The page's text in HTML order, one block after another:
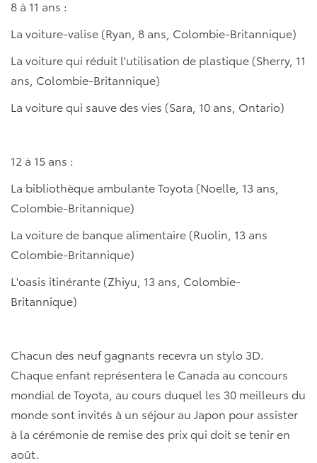
8 à 11 ans :
La voiture-valise (Ryan, 8 ans, Colombie-Britannique)
La voiture qui réduit l'utilisation de plastique (Sherry, 11
ans, Colombie-Britannique)
La voiture qui sauve des vies (Sara, 10 ans, Ontario)
12 à 15 ans :
La bibliothèque ambulante Toyota (Noelle, 13 ans,
Colombie-Britannique)
La voiture de banque alimentaire (Ruolin, 13 ans
Colombie-Britannique)
L'oasis itinérante (Zhiyu, 13 ans, Colombie-
Britannique)
Chacun des neuf gagnants recevra un stylo 3D.
Chaque enfant représentera le Canada au concours
mondial de Toyota, au cours duquel les 30 meilleurs du
monde sont invités à un séjour au Japon pour assister
à la cérémonie de remise des prix qui doit se tenir en
août.